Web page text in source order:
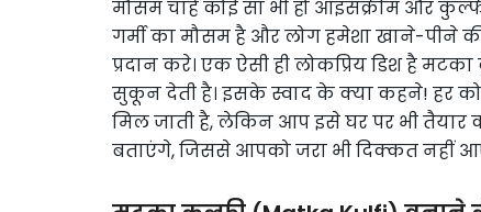
मौसम चाहे कोई सा भी हो आइसक्रीम और
गर्मी का मौसम है और लोग हमेशा खाने-पीने
प्रदान करे। एक ऐसी ही लोकप्रिय डिश है
सुकून देती है। इसके स्वाद के क्या कहने! हर
मिल जाती है, लेकिन आप इसे घर पर भी
बताएंगे, जिससे आपको जरा भी दिक्कत नहीं